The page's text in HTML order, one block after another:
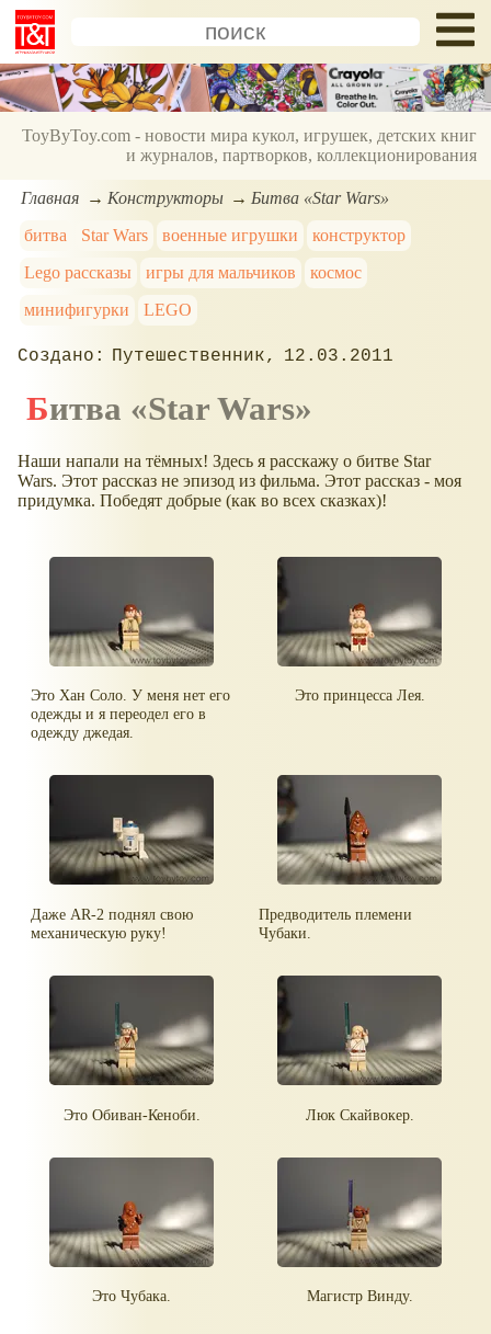
ToyByToy.com - новости мира кукол, игрушек, детских книг
и журналов, партворков, коллекционирования
Главная Конструкторы
Битва «Star Wars»
битва
Star Wars военные игрушки
конструктор
Lego рассказы
игры для мальчиков
космос
минифигурки
LEGO
Путешественник 12.03.2011
Битва «Star Wars»
Наши напали на тёмных! Здесь я расскажу о битве Star
Wars. Этот рассказ не эпизод из фильма. Этот рассказ - моя
придумка. Победят добрые (как во всех сказках)!
Это Хан Соло. У меня нет его
одежды и я переодел его в
одежду джедая.
Это принцесса Лея.
Даже AR-2 поднял свою
механическую руку!
Предводитель племени
Чубаки.
Это Обиван-Кеноби. Люк Скайвокер.
Это Чубака. Магистр Винду.